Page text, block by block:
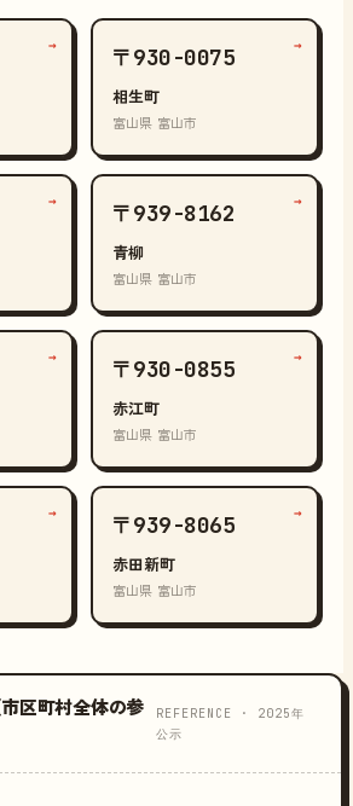
→ 〒930-0075
相生町
富山県 富山市
→
→ 〒939-8162
青柳
富山県 富山市
→
→ 〒930-0855
赤江町
富山県 富山市
→
→ 〒939-8065
赤田新町
富山県 富山市
→
区町村全体の参
REFERENCE · 2025年
公示